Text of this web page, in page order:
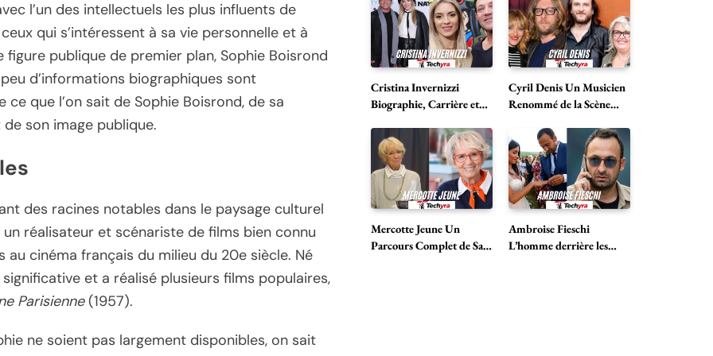
l’un des intellectuels les plus influents de
qui s’intéressent à sa vie personnelle et à
publique de premier plan, Sophie Boisrond
d’informations biographiques sont
que l’on sait de Sophie Boisrond, de sa
son image publique.
des racines notables dans le paysage culturel
réalisateur et scénariste de films bien connu
cinéma français du milieu du 20e siècle. Né
et a réalisé plusieurs films populaires,
Parisienne(1957).
ne soient pas largement disponibles, on sait
Cristina Invernizzi
Biographie, Carrière et
Cyril Denis Un Musicien
Renommé de la Scène
Mercotte Jeune Un
Parcours Complet de Sa
Ambroise Fieschi
L’homme derrière les